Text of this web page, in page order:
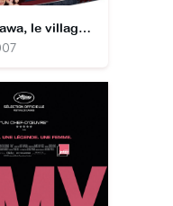
Hinamizawa, le village maudit, Higurashi no naku koro ni